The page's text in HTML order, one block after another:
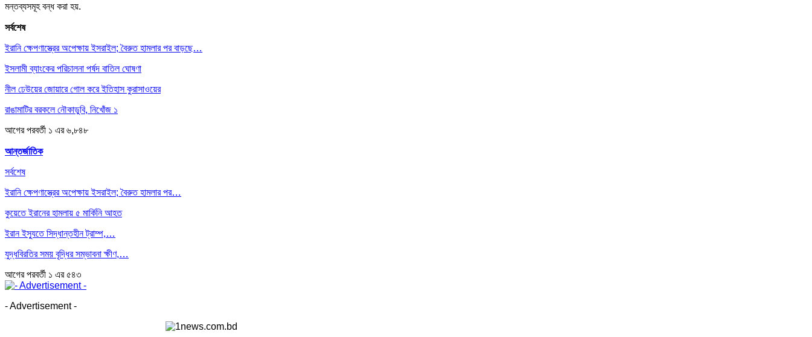
মন্তব্যসমূহ বন্ধ করা হয়.
সর্বশেষ
ইরানি ক্ষেপণাস্ত্রের অপেক্ষায় ইসরাইল; বৈরুত হামলার পর বাড়ছে…
ইসলামী ব্যাংকের পরিচালনা পর্ষদ বাতিল ঘোষণা
নীল ঢেউয়ের জোয়ারে গোল করে ইতিহাস কুরাসাওয়ের
রাঙামাটির বরকলে নৌকাডুবি, নিখোঁজ ১
আগেরপরবর্তী ১ এর ৬,৮৪৮
আন্তর্জাতিক
সর্বশেষ
ইরানি ক্ষেপণাস্ত্রের অপেক্ষায় ইসরাইল; বৈরুত হামলার পর…
কুয়েতে ইরানের হামলায় ৫ মার্কিনি আহত
ইরান ইস্যুতে সিদ্ধান্তহীন ট্রাম্প,…
যুদ্ধবিরতির সময় বৃদ্ধির সম্ভাবনা ক্ষীণ,…
আগেরপরবর্তী ১ এর ৫৪৩
- Advertisement -